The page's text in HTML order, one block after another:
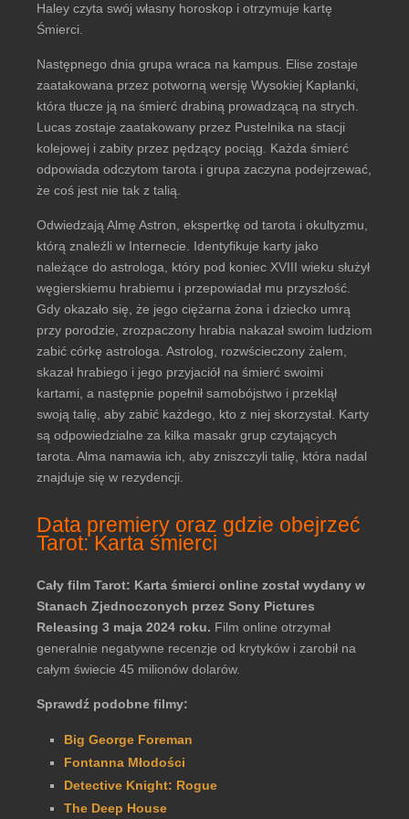
Haley czyta swój własny horoskop i otrzymuje kartę
Śmierci.
Następnego dnia grupa wraca na kampus. Elise zostaje
zaatakowana przez potworną wersję Wysokiej Kapłanki,
która tłucze ją na śmierć drabiną prowadzącą na strych.
Lucas zostaje zaatakowany przez Pustelnika na stacji
kolejowej i zabity przez pędzący pociąg. Każda śmierć
odpowiada odczytom tarota i grupa zaczyna podejrzewać,
że coś jest nie tak z talią.
Odwiedzają Almę Astron, ekspertkę od tarota i okultyzmu,
którą znaleźli w Internecie. Identyfikuje karty jako
należące do astrologa, który pod koniec XVIII wieku służył
węgierskiemu hrabiemu i przepowiadał mu przyszłość.
Gdy okazało się, że jego ciężarna żona i dziecko umrą
przy porodzie, zrozpaczony hrabia nakazał swoim ludziom
zabić córkę astrologa. Astrolog, rozwścieczony żalem,
skazał hrabiego i jego przyjaciół na śmierć swoimi
kartami, a następnie popełnił samobójstwo i przeklął
swoją talię, aby zabić każdego, kto z niej skorzystał. Karty
są odpowiedzialne za kilka masakr grup czytających
tarota. Alma namawia ich, aby zniszczyli talię, która nadal
znajduje się w rezydencji.
Data premiery oraz gdzie obejrzeć
Tarot: Karta śmierci
Cały film Tarot: Karta śmierci online został wydany w
Stanach Zjednoczonych przez Sony Pictures
Releasing 3 maja 2024 roku. Film online otrzymał
generalnie negatywne recenzje od krytyków i zarobił na
całym świecie 45 milionów dolarów.
Sprawdź podobne filmy:
Big George Foreman
Fontanna Młodości
Detective Knight: Rogue
The Deep House